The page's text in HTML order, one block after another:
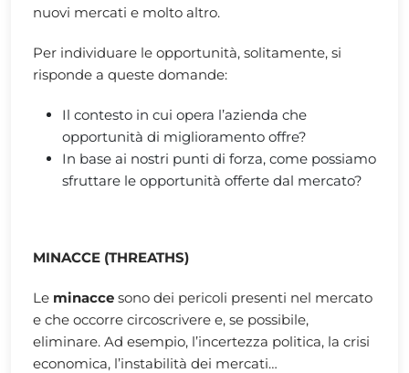
nuovi mercati e molto altro.
Per individuare le opportunità, solitamente, si
risponde a queste domande:
Il contesto in cui opera l’azienda che
opportunità di miglioramento offre?
In base ai nostri punti di forza, come possiamo
sfruttare le opportunità offerte dal mercato?
MINACCE (THREATHS)
Le minacce sono dei pericoli presenti nel mercato
e che occorre circoscrivere e, se possibile,
eliminare. Ad esempio, l’incertezza politica, la crisi
economica, l’instabilità dei mercati…